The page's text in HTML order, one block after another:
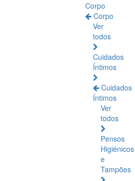
Corpo
Corpo
Ver
todos
Cuidados
Íntimos
Cuidados
Íntimos
Ver
todos
Pensos
Higiénicos
e
Tampões